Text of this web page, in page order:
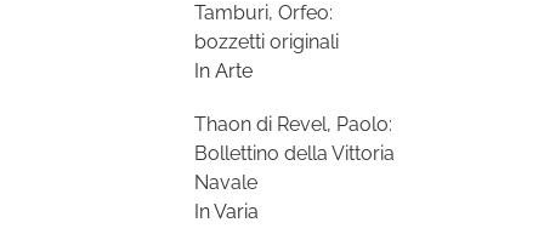
Tamburi, Orfeo:
bozzetti originali
In Arte
Thaon di Revel, Paolo:
Bollettino della Vittoria
Navale
In Varia